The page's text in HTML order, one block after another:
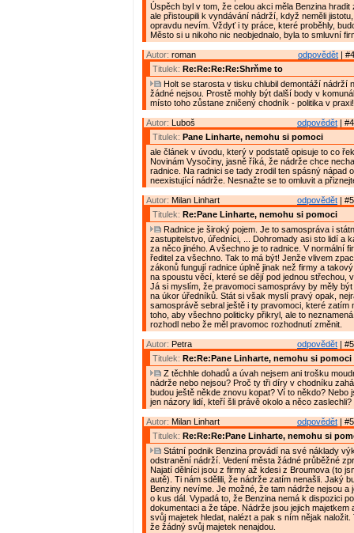
Úspěch byl v tom, že celou akci měla Benzina hradit
ale přistoupili k vyndávání nádrží, když neměli
opravdu nevím. Vždyť i ty práce, které proběhly,
Město si u nikoho nic neobjednalo, byla to smluvní
odpovědět |
Autor: roman
Titulek: Re:Re:Re:Re:Shrňme to
Holt se starosta v tisku chlubil demontáží nádrží
žádné nejsou. Prostě mohly být další body v
místo toho zůstane zničený chodník - politika v praxi!
odpovědět |
Autor: Luboš
Titulek: Pane Linharte, nemohu si pomoci
ale článek v úvodu, který v podstatě opisuje to co
Novinám Vysočiny, jasně říká, že nádrže chce
radnice. Na radnici se tady zrodil ten spásný nápad
neexistující nádrže. Nesnažte se to omluvit a
odpovědět |
Autor: Milan Linhart
Titulek: Re:Pane Linharte, nemohu si pomoci
Radnice je široký pojem. Je to samospráva i
zastupitelstvo, úředníci, ... Dohromady asi sto lidí a
za něco jiného. A všechno je to radnice. V normální
ředitel za všechno. Tak to má být! Jenže vlivem
zákonů fungují radnice úplně jinak než firmy a
na spoustu věcí, které se dějí pod jednou střechou,
Já si myslím, že pravomoci samosprávy by měly
na úkor úředníků. Stát si však myslí pravý opak,
samosprávě sebral ještě i ty pravomoci, které zatím
toho, aby všechno politicky přikryl, ale to
rozhodl nebo že měl pravomoc rozhodnutí změnit.
odpovědět |
Autor: Petra
Titulek: Re:Re:Pane Linharte, nemohu si pomoci
Z těchhle dohadů a úvah nejsem ani trošku
nádrže nebo nejsou? Proč ty tři díry v chodníku
budou ještě někde znovu kopat? Ví to někdo? Nebo
jen názory lidí, kteří šli právě okolo a něco zaslechli?
odpovědět |
Autor: Milan Linhart
Titulek: Re:Re:Re:Pane Linharte, nemohu si
Státní podnik Benzina provádí na své náklady
odstranění nádrží. Vedení města žádné průběžné
Najatí dělníci jsou z firmy až kdesi z Broumova (to
autě). Ti nám sdělili, že nádrže zatím nenašli. Jaký
Benziny nevíme. Je možné, že tam nádrže nejsou a
o kus dál. Vypadá to, že Benzina nemá k dispozici
dokumentaci a že tápe. Nádrže jsou jejich majetkem
svůj majetek hledat, nalézt a pak s ním nějak naložit.
že žádný svůj majetek nenajdou.